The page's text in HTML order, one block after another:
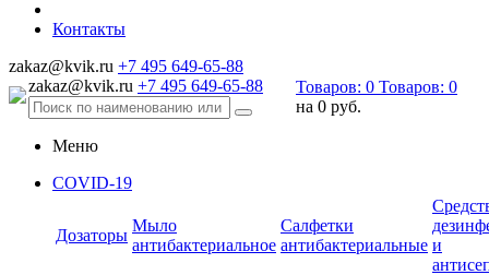
Контакты
zakaz@kvik.ru +7 495 649-65-88
zakaz@kvik.ru +7 495 649-65-88 Товаров: 0 Товаров: 0
на 0 руб.
Меню
COVID-19
Дозаторы
Мыло
антибактериальное
Салфетки
антибактериальные и